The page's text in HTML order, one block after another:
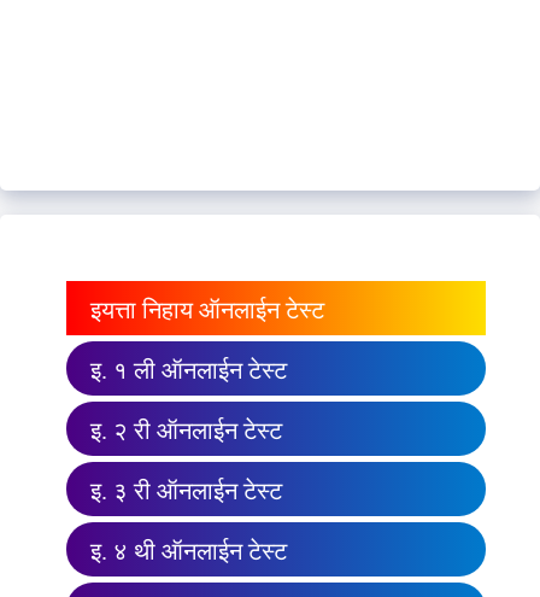
इयत्ता निहाय ऑनलाईन टेस्ट
इ. १ ली ऑनलाईन टेस्ट
इ. २ री ऑनलाईन टेस्ट
इ. ३ री ऑनलाईन टेस्ट
इ. ४ थी ऑनलाईन टेस्ट